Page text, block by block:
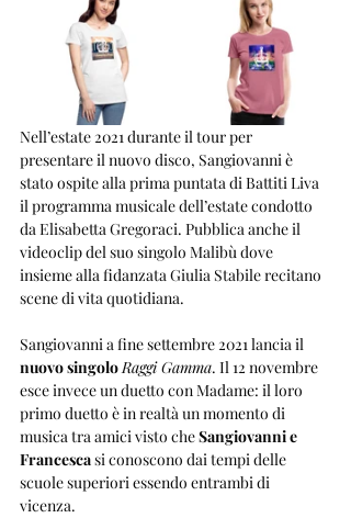
Nell’estate 2021 durante il tour per
presentare il nuovo disco, Sangiovanni è
stato ospite alla prima puntata di Battiti Liva
il programma musicale dell’estate condotto
da Elisabetta Gregoraci. Pubblica anche il
videoclip del suo singolo Malibù dove
insieme alla fidanzata Giulia Stabile recitano
scene di vita quotidiana.
Sangiovanni a fine settembre 2021 lancia il
nuovo singoloRaggi Gamma. Il 12 novembre
esce invece un duetto con Madame: il loro
primo duetto è in realtà un momento di
musica tra amici visto che Sangiovanni e
Francesca si conoscono dai tempi delle
scuole superiori essendo entrambi di
vicenza.